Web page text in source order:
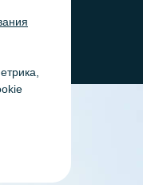
для
рассылок